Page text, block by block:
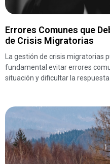
Errores Comunes que
de Crisis Migratorias
La gestión de crisis migratorias
fundamental evitar errores
situación y dificultar la respuesta